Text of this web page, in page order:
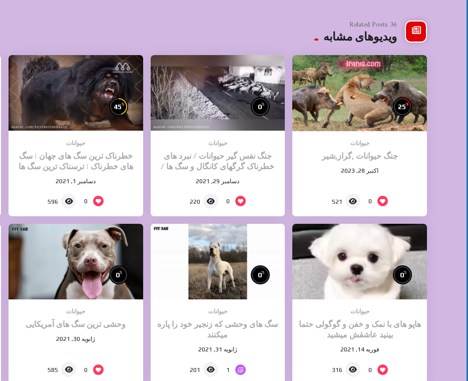
36 Related Posts
ویدیوهای مشابه
25%
حیوانات
جنگ حیوانات ,گراز,شیر
اکتبر 28, 2023
0
521
0%
حیوانات
جنگ نفس گیر حیوانات / نبرد های
خطرناک گرگهای کانگال و سگ ها /
حیات وحشدسامبر 29, 2021
0
220
45%
حیوانات
خطرناک ترین سگ های جهان | سگ
های خطرناک | ترسناک ترین سگ ها
دسامبر 1, 2021
0
596
0%
حیوانات
هاپو های با نمک و خفن و گوگولی حتما
بینید عاشقش میشید
فوریه 14, 2021
0
316
0%
حیوانات
سگ های وحشی که زنجیر خود را پاره
میکنند
ژانویه 31, 2021
1
201
0%
حیوانات
وحشی ترین سگ های آمریکایی
ژانویه 30, 2021
0
585